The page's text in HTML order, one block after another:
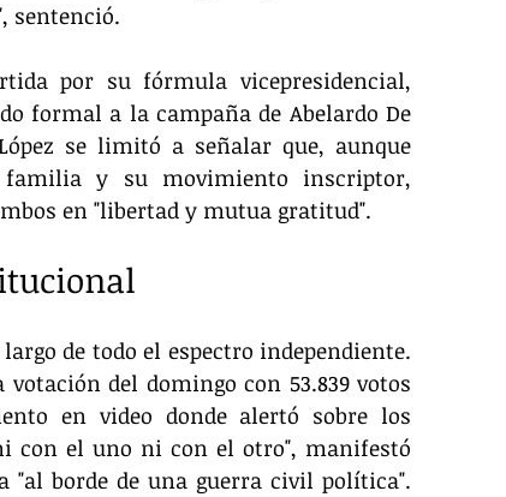
sentenció.
por su fórmula vicepresidencial,
formal a la campaña de Abelardo De
se limitó a señalar que, aunque
y su movimiento inscriptor,
en "libertad y mutua gratitud".
de todo el espectro independiente.
del domingo con 53.839 votos
en video donde alertó sobre los
con el uno ni con el otro", manifestó
"al borde de una guerra civil política".